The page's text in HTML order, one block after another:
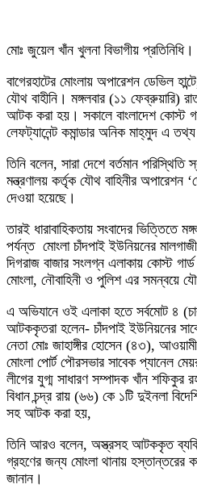
মোঃ জুয়েল খাঁন খুলনা বিভাগীয় প্রতিনিধি।
বাগেরহাটের মোংলায় অপারেশন ডেভিল
যৌথ বাহীনি। মঙ্গলবার (১১ ফেব্রুয়ারি)
আটক করা হয়। সকালে বাংলাদেশ কোস্ট
লেফট্যানেন্ট কমান্ডার অনিক মাহ্‌মুদ এ
তিনি বলেন, সারা দেশে বর্তমান পরিস্থিতি
মন্ত্রণালয় কর্তৃক যৌথ বাহিনীর অপারেশন
দেওয়া হয়েছে।
তারই ধারাবাহিকতায় সংবাদের ভিত্তিতে
পর্যন্ত মোংলা চাঁদপাই ইউনিয়নের মালগাজী
দিগরাজ বাজার সংলগ্ন এলাকায় কোস্ট
মোংলা, নৌবাহিনী ও পুলিশ এর সমন্বয়ে
এ অভিযানে ওই এলাকা হতে সর্বমোট ৪
আটককৃতরা হলেন- চাঁদপাই ইউনিয়নের
নেতা মোঃ জাহাঙ্গীর হোসেন (৪৩),
মোংলা পোর্ট পৌরসভার সাবেক প্যানেল
লীগের যুগ্ম সাধারণ সম্পাদক খাঁন শফিকুর
বিধান চন্দ্র রায় (৬৬) কে ১টি দুইনলা
সহ আটক করা হয়,
তিনি আরও বলেন, অস্ত্রসহ আটককৃত
গ্রহণের জন্য মোংলা থানায় হস্তান্তরের
জানান।